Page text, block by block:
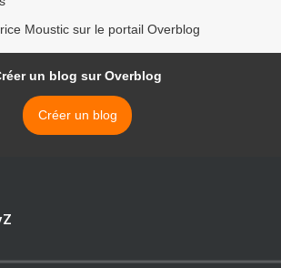
Moustic sur le portail Overblog
un blog sur Overblog
Créer un blog